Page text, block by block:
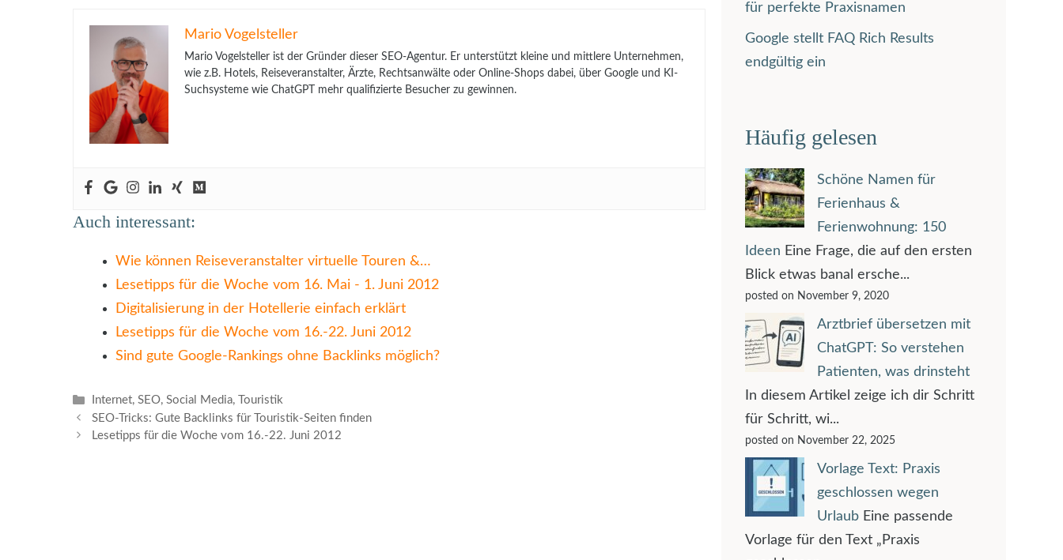
Mario Vogelsteller
Mario Vogelsteller ist der Gründer dieser SEO-Agentur. Er unterstützt kleine und mittlere Unternehmen,
wie z.B. Hotels, Reiseveranstalter, Ärzte, Rechtsanwälte oder Online-Shops dabei, über Google und KI-
Suchsysteme wie ChatGPT mehr qualifizierte Besucher zu gewinnen.
Auch interessant:
Wie können Reiseveranstalter virtuelle Touren &…
Lesetipps für die Woche vom 16. Mai - 1. Juni 2012
Digitalisierung in der Hotellerie einfach erklärt
Lesetipps für die Woche vom 16.-22. Juni 2012
Sind gute Google-Rankings ohne Backlinks möglich?
Kategorien
Internet,SEO,Social Media,
Touristik
SEO-Tricks: Gute Backlinks für Touristik-Seiten finden
Lesetipps für die Woche vom 16.-22. Juni 2012
für perfekte Praxisnamen
Google stellt FAQ Rich Results
endgültig ein
Häufig gelesen
Schöne Namen für
Ferienhaus &
Ferienwohnung: 150
Ideen Eine Frage, die auf den ersten
Blick etwas banal ersche...
posted on November 9, 2020
Arztbrief übersetzen mit
ChatGPT: So verstehen
Patienten, was drinsteht
In diesem Artikel zeige ich dir Schritt
für Schritt, wi...
posted on November 22, 2025
Vorlage Text: Praxis
geschlossen wegen
Urlaub Eine passende
Vorlage für den Text „Praxis